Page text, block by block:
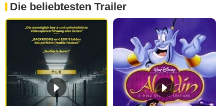
Die beliebtesten Trailer